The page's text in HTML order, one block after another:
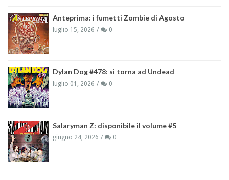
Anteprima: i fumetti Zombie di Agosto
luglio 15, 2026 0
Dylan Dog #478: si torna ad Undead
luglio 01, 2026 0
Salaryman Z: disponibile il volume #5
giugno 24, 2026 0